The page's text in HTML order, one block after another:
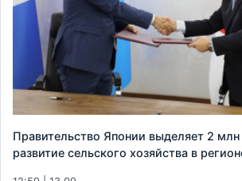
Правительство Японии выделяет 2
развитие сельского хозяйства в